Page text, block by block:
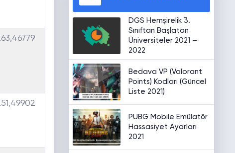
DGS Hemşirelik 3.
Sınıftan Başlatan
Üniversiteler 2021 –
2022
Bedava VP (Valorant
Points) Kodları (Güncel
Liste 2021)
PUBG Mobile Emülatör
Hassasiyet Ayarları
2021